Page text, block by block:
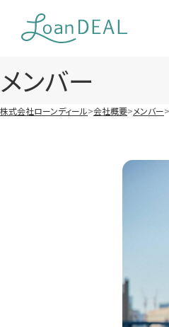
content
メンバー
株式会社ローンディール 会社概要 メンバー